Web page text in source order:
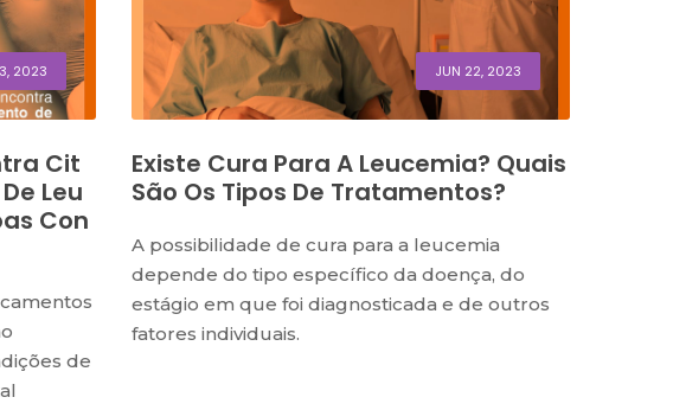
2023
Cit
Leu
Con
de
JUN 22, 2023
Existe Cura Para A Leucemia? Quais
São Os Tipos De Tratamentos?
A possibilidade de cura para a leucemia
depende do tipo específico da doença, do
estágio em que foi diagnosticada e de outros
fatores individuais.